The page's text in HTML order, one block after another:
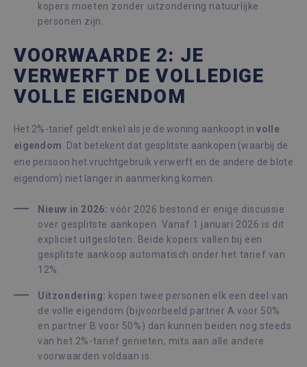
kopers moeten zonder uitzondering natuurlijke
personen zijn.
VOORWAARDE 2: JE
VERWERFT DE VOLLEDIGE
VOLLE EIGENDOM
Het 2%-tarief geldt enkel als je de woning aankoopt involle
eigendom. Dat betekent dat gesplitste aankopen (waarbij de
ene persoon het vruchtgebruik verwerft en de andere de blote
eigendom) niet langer in aanmerking komen.
Nieuw in 2026: vóór 2026 bestond er enige discussie
over gesplitste aankopen. Vanaf 1 januari 2026 is dit
expliciet uitgesloten. Beide kopers vallen bij een
gesplitste aankoop automatisch onder het tarief van
12%.
Uitzondering: kopen twee personen elk een deel van
de volle eigendom (bijvoorbeeld partner A voor 50%
en partner B voor 50%) dan kunnen beiden nog steeds
van het 2%-tarief genieten, mits aan alle andere
voorwaarden voldaan is.